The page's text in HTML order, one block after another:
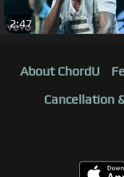
2:47
About ChordU
Cancellation